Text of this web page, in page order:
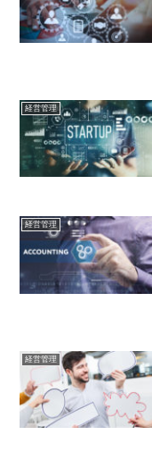
経営管理
経営管理
経営管理